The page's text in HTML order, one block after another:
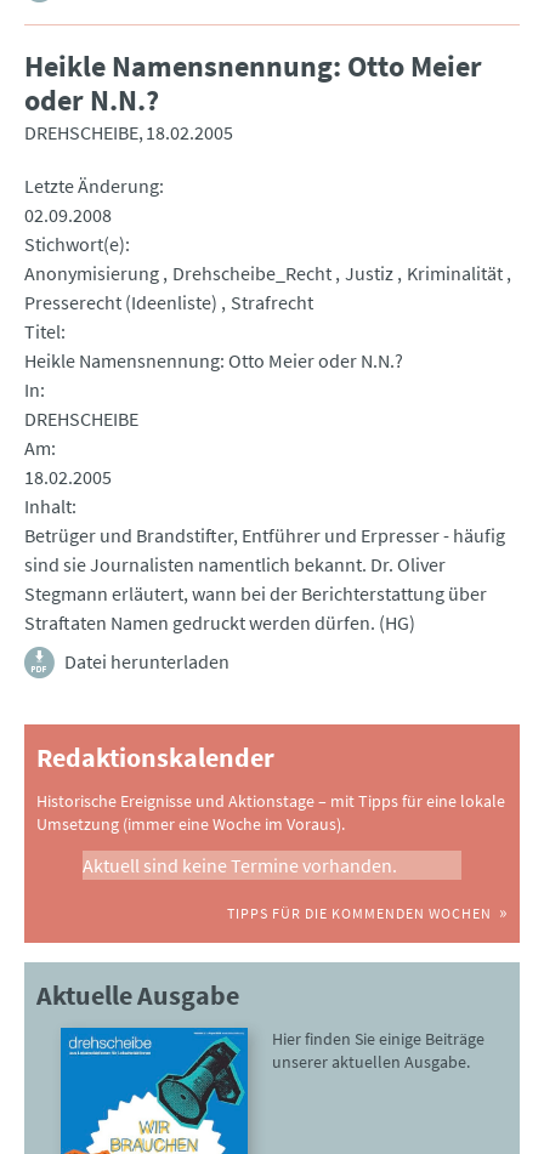
Heikle Namensnennung: Otto Meier
oder N.N.?
DREHSCHEIBE 18.02.2005
Letzte Änderung
02.09.2008
Stichwort(e)
Anonymisierung Drehscheibe_Recht Justiz Kriminalität
Presserecht (Ideenliste)
Strafrecht
Titel
Heikle Namensnennung: Otto Meier oder N.N.?
In
DREHSCHEIBE
Am
18.02.2005
Inhalt
Betrüger und Brandstifter, Entführer und Erpresser - häufig
sind sie Journalisten namentlich bekannt. Dr. Oliver
Stegmann erläutert, wann bei der Berichterstattung über
Straftaten Namen gedruckt werden dürfen. (HG)
Datei herunterladen
Redaktionskalender
Historische Ereignisse und Aktionstage – mit Tipps für eine lokale
Umsetzung (immer eine Woche im Voraus).
Aktuell sind keine Termine vorhanden.
TIPPS FÜR DIE KOMMENDEN WOCHEN
Aktuelle Ausgabe
Hier finden Sie einige Beiträge
unserer aktuellen Ausgabe.